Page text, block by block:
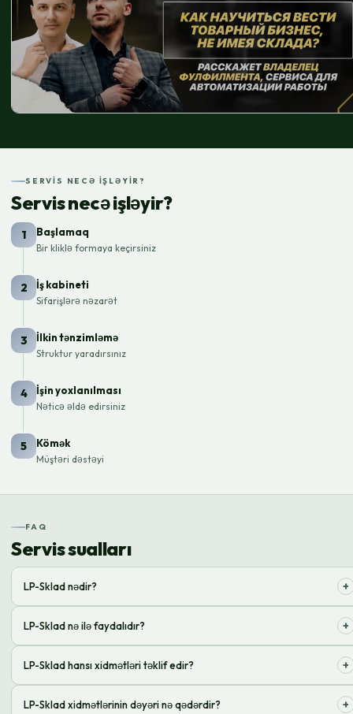
SERVIS NECƏ IŞLƏYIR?
Servis necə işləyir?
1 Başlamaq
Bir kliklə formaya keçirsiniz
2 İş kabineti
Sifarişlərə nəzarət
3 İlkin tənzimləmə
Struktur yaradırsınız
4 İşin yoxlanılması
Nəticə əldə edirsiniz
5 Kömək
Müştəri dəstəyi
FAQ
Servis sualları
LP-Sklad nədir? +
üzrə xidmətlər kompleksidir
LP-Sklad nə ilə faydalıdır? +
optimallaşdırılması
LP-Sklad hansı xidmətləri təklif edir? +
qaytarılmanın emalı
LP-Sklad xidmətlərinin dəyəri nə qədərdir? +